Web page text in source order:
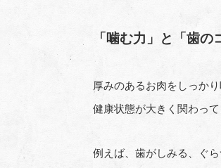
「噛む力」と「歯の
厚みのあるお肉をしっか
健康状態が大きく関わって
例えば、歯がしみる、ぐ